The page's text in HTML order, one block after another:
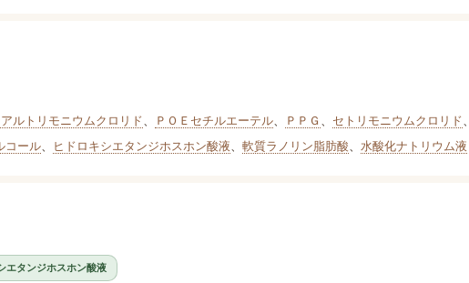
ルトリモニウムクロリド、 ＰＯＥセチルエーテル、 ＰＰＧ 、 セトリモニウムクロリド、
コール、 ヒドロキシエタンジホスホン酸液、 軟質ラノリン脂肪酸、 水酸化ナトリウム液
エタンジホスホン酸液